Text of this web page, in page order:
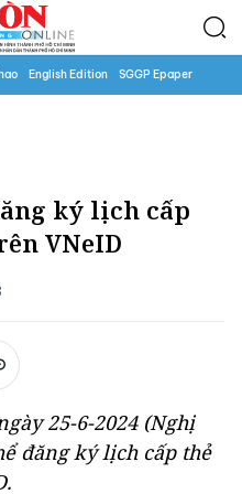
English Edition SGGP Epaper
ký lịch cấp
VNeID
25-6-2024 (Nghị
đăng ký lịch cấp thẻ